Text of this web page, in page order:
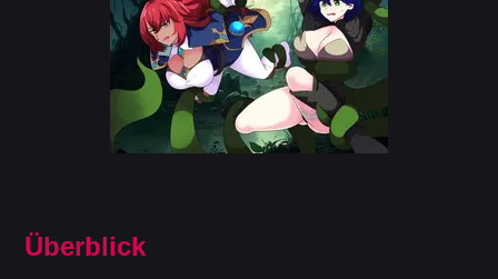
Überblick